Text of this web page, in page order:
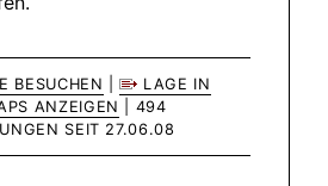
BESUCHEN |
LAGE IN
ANZEIGEN
| 494
SEIT 27.06.08